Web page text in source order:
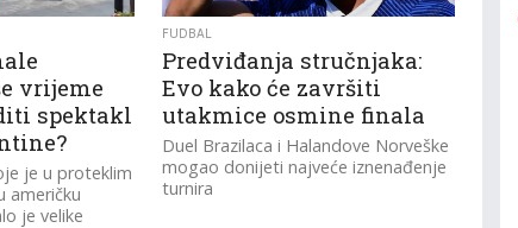
vrijeme
spektakl
je u proteklim
američku
je velike
FUDBAL
Predviđanja stručnjaka:
Evo kako će završiti
utakmice osmine finala
Duel Brazilaca i Halandove Norveške
mogao donijeti najveće iznenađenje
turnira